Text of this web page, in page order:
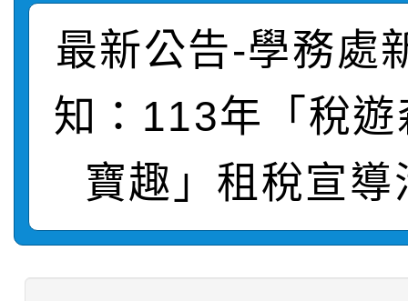
城市手牽手，綠能透明
轉知：「115學年度全
表
敬師藝文競賽』實施計
【甄選結果(第11招)】
學年度第1學期第7次
結果(第11招)
【甄選結果(第3招)】
學年度第1學期第9次代
結果(第3招)
【甄選結果(第4招)】
學年度第1學期第9次代
【甄選結果(第12招)】
最新公告-學務處
知：113年「稅遊
寶趣」租稅宣導